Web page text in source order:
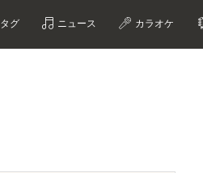
タグ ニュース カラオケ